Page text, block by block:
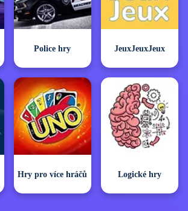
Police hry JeuxJeuxJeux
Hry pro více hráčů Logické hry